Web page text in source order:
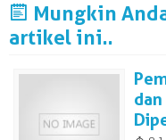
J Mungkin
artikel ini..